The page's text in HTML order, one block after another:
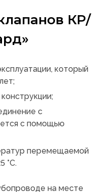
КР/
который
с
с помощью
перемещаемой
°C.
на месте